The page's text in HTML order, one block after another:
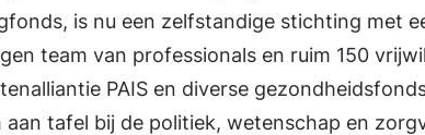
is nu een zelfstandige stichting met
team van professionals en ruim 150
PAIS en diverse
aan tafel bij de politiek, wetenschap en